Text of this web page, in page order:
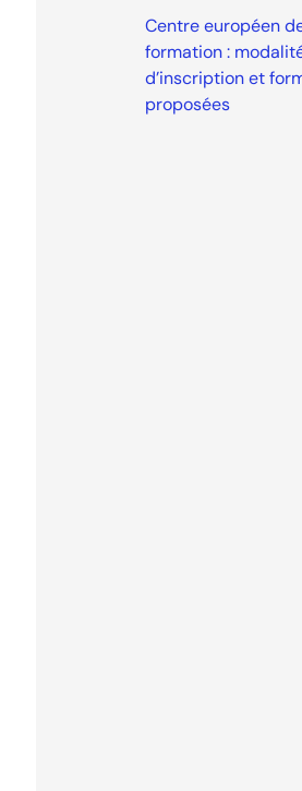
Centre européen
formation :
d’inscription et
proposées